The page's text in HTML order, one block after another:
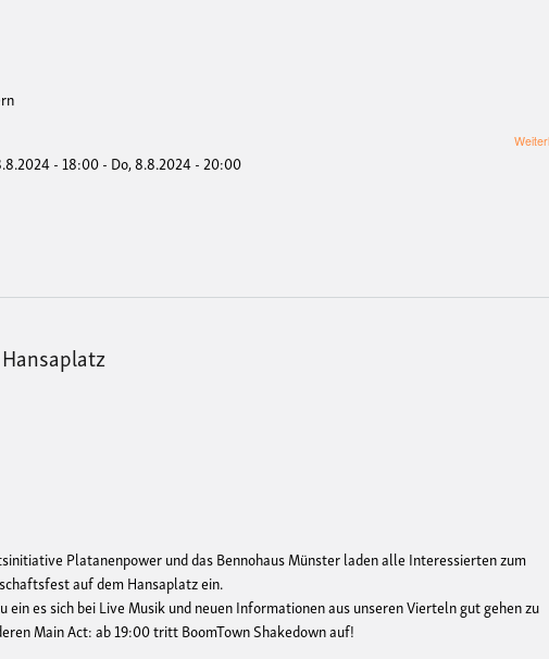
- 18:00- Do, 8.8.2024 - 20:00
Platanenpower und das Bennohaus Münster laden alle Interessierten zum
auf dem Hansaplatz ein.
ein es sich bei Live Musik und neuen Informationen aus unseren Vierteln gut gehen zu
Main Act: ab 19:00 tritt BoomTown Shakedown auf!